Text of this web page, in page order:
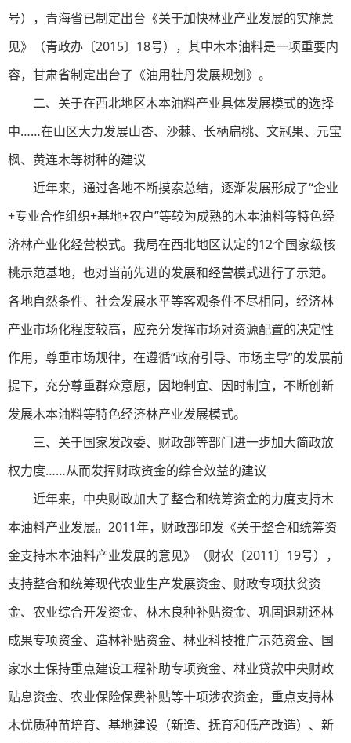
号），青海省已制定出台《关于加快林业产业发展的实施意
见》（青政办〔2015〕18号），其中木本油料是一项重要内
容，甘肃省制定出台了《油用牡丹发展规划》。
二、关于在西北地区木本油料产业具体发展模式的选择
中……在山区大力发展山杏、沙棘、长柄扁桃、文冠果、元宝
枫、黄连木等树种的建议
近年来，通过各地不断摸索总结，逐渐发展形成了“企业
+专业合作组织+基地+农户”等较为成熟的木本油料等特色经
济林产业化经营模式。我局在西北地区认定的12个国家级核
桃示范基地，也对当前先进的发展和经营模式进行了示范。
各地自然条件、社会发展水平等客观条件不尽相同，经济林
产业市场化程度较高，应充分发挥市场对资源配置的决定性
作用，尊重市场规律，在遵循“政府引导、市场主导”的发展前
提下，充分尊重群众意愿，因地制宜、因时制宜，不断创新
发展木本油料等特色经济林产业发展模式。
三、关于国家发改委、财政部等部门进一步加大简政放
权力度……从而发挥财政资金的综合效益的建议
近年来，中央财政加大了整合和统筹资金的力度支持木
本油料产业发展。2011年，财政部印发《关于整合和统筹资
金支持木本油料产业发展的意见》（财农〔2011〕19号），
支持整合和统筹现代农业生产发展资金、财政专项扶贫资
金、农业综合开发资金、林木良种补贴资金、巩固退耕还林
成果专项资金、造林补贴资金、林业科技推广示范资金、国
家水土保持重点建设工程补助专项资金、林业贷款中央财政
贴息资金、农业保险保费补贴等十项涉农资金，重点支持林
木优质种苗培育、基地建设（新造、抚育和低产改造）、新